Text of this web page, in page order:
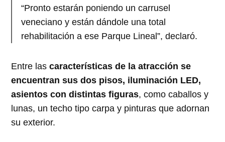
“Pronto estarán poniendo un carrusel
veneciano y están dándole una total
rehabilitación a ese Parque Lineal”, declaró.
Entre lascaracterísticas de la atracción se
encuentran sus dos pisos, iluminación LED,
asientos con distintas figuras, como caballos y
lunas, un techo tipo carpa y pinturas que adornan
su exterior.